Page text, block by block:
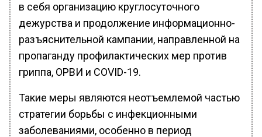
в себя организацию круглосуточного
дежурства и продолжение информационно-
разъяснительной кампании, направленной на
пропаганду профилактических мер против
гриппа, ОРВИ и COVID-19.
Такие меры являются неотъемлемой частью
стратегии борьбы с инфекционными
заболеваниями, особенно в период